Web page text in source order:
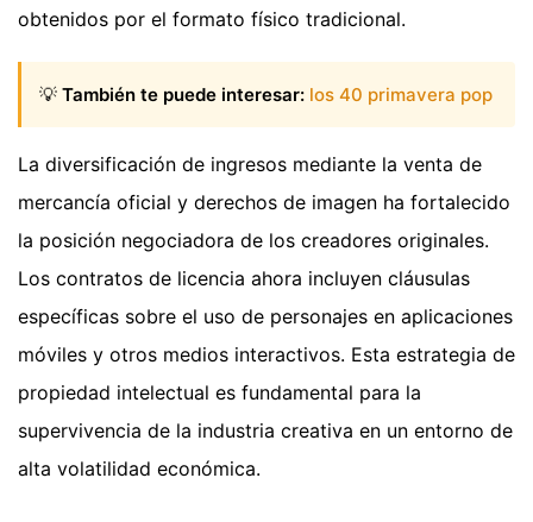
obtenidos por el formato físico tradicional.
💡 También te puede interesar: los 40 primavera pop
La diversificación de ingresos mediante la venta de
mercancía oficial y derechos de imagen ha fortalecido
la posición negociadora de los creadores originales.
Los contratos de licencia ahora incluyen cláusulas
específicas sobre el uso de personajes en aplicaciones
móviles y otros medios interactivos. Esta estrategia de
propiedad intelectual es fundamental para la
supervivencia de la industria creativa en un entorno de
alta volatilidad económica.